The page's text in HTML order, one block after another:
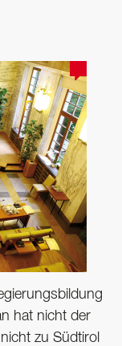
hat nicht der
zu Südtirol